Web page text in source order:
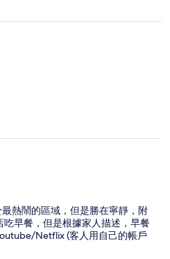
熱鬧的區域，但是勝在寧靜，附
早餐，但是根據家人描述，早餐
Netflix (客人用自己的帳戶